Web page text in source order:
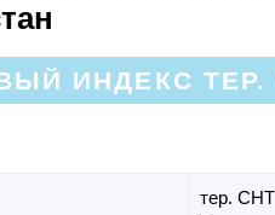
ИНДЕКС ТЕР.
тер.